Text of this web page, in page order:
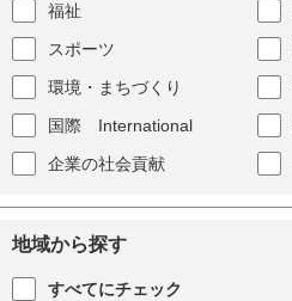
福祉
スポーツ
環境・まちづくり
国際 International
企業の社会貢献
地域から探す
すべてにチェック